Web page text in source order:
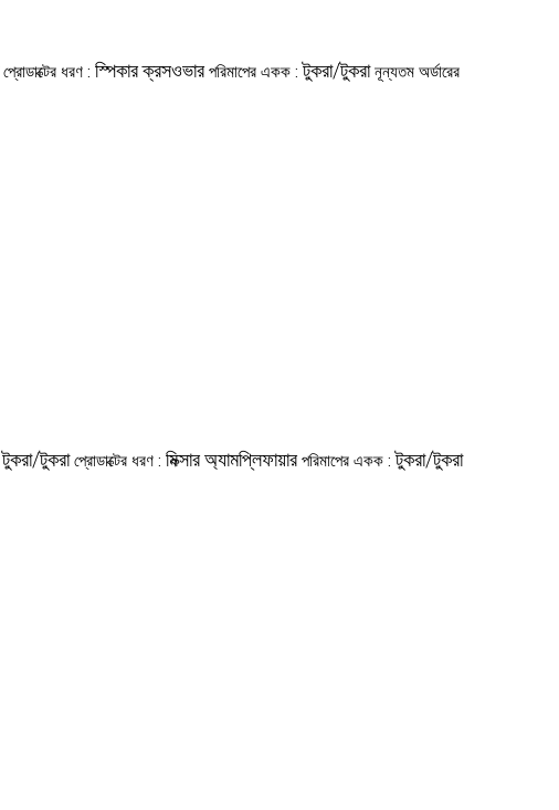
প্রোডাক্টের ধরণ : স্পিকার ক্রসওভার পরিমাপের একক : টুকরা/টুকরা নূন্যতম অর্ডারের
টুকরা/টুকরা প্রোডাক্টের ধরণ : মিক্সার অ্যামপ্লিফায়ার পরিমাপের একক : টুকরা/টুকরা